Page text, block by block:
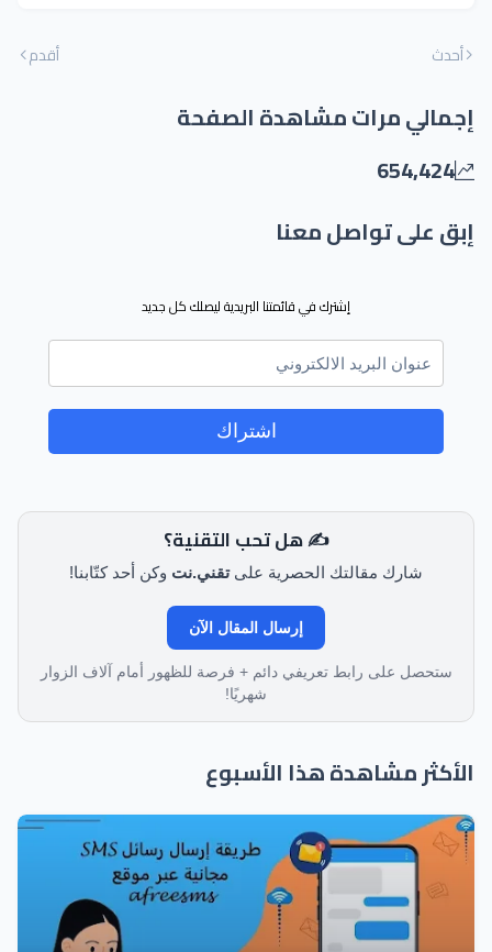
أحدث أقدم
إجمالي مرات مشاهدة الصفحة
654,424
إبق على تواصل معنا
إشترك في قائمتنا البريدية ليصلك كل جديد
اشتراك
✍️ هل تحب التقنية؟
شارك مقالتك الحصرية علىتقني.نت وكن أحد كتّابنا!
إرسال المقال الآن
ستحصل على رابط تعريفي دائم + فرصة للظهور أمام آلاف الزوار
شهريًا!
الأكثر مشاهدة هذا الأسبوع